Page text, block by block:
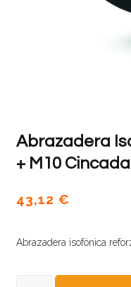
Abrazadera
+ M10
43,12€
Abrazadera isofónica